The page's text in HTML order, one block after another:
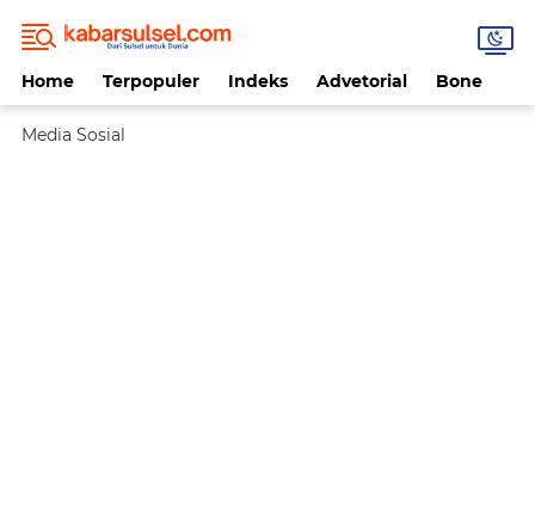
Home Terpopuler Indeks Advetorial Bone
Media Sosial